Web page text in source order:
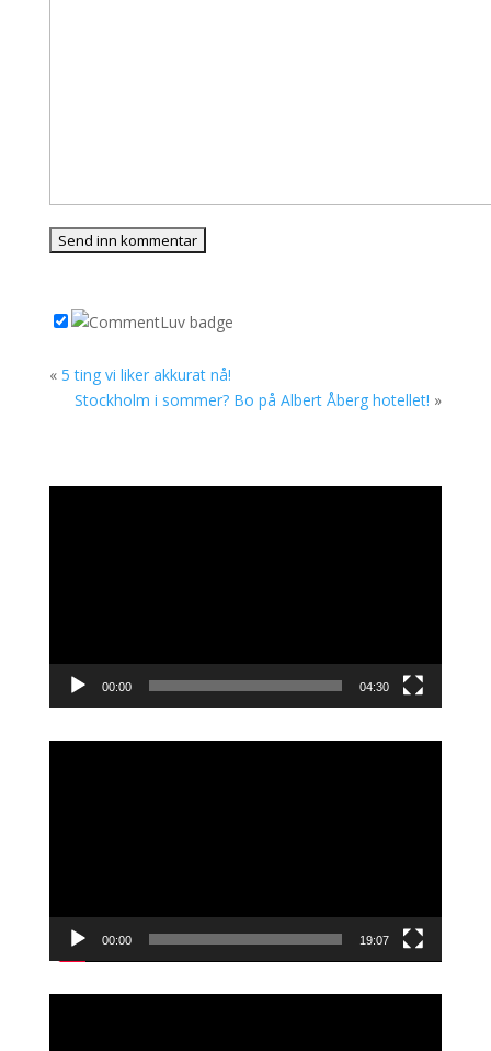
« 5 ting vi liker akkurat nå!
Stockholm i sommer? Bo på Albert Åberg hotellet! »
00:00 04:30
00:00 19:07